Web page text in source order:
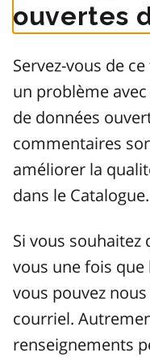
ouvertes
Servez-vous de
un problème
de données
commentaires
améliorer la
dans le Catalogue.
Si vous souhaitez
vous une fois
vous pouvez
courriel.
renseignements